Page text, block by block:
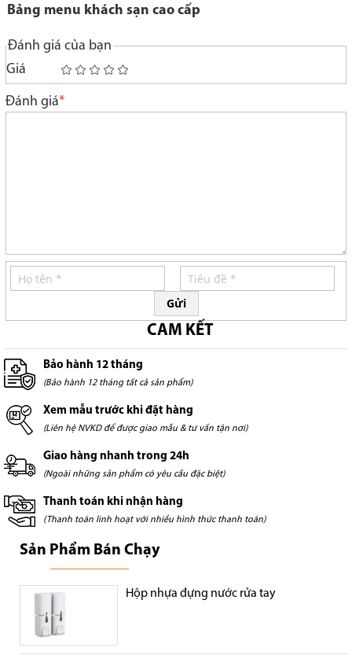
Bảng menu khách sạn cao cấp
Đánh giá của bạn
Giá
1
star
2
stars
3
stars
4
stars
5
stars
Đánh giá
Gửi
CAM KẾT
Bảo hành 12 tháng
(Bảo hành 12 tháng tất cả sản phẩm)
Xem mẫu trước khi đặt hàng
(Liên hệ NVKD để được giao mẫu & tư vấn tận nơi)
Giao hàng nhanh trong 24h
(Ngoài những sản phẩm có yêu cầu đặc biệt)
Thanh toán khi nhận hàng
(Thanh toán linh hoạt với nhiều hình thức thanh toán)
Sản Phẩm Bán Chạy
Hộp nhựa đựng nước rửa tay